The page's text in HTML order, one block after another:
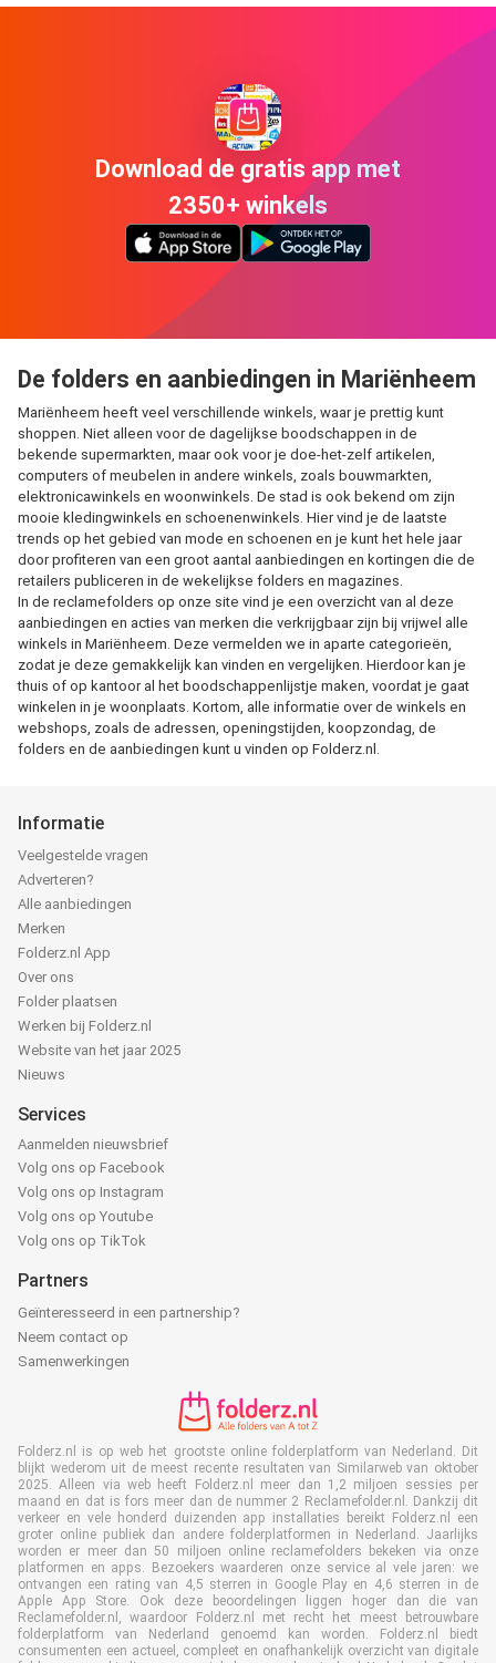
Download de gratis app met
2350+ winkels
De folders en aanbiedingen in Mariënheem
Mariënheem heeft veel verschillende winkels, waar je prettig kunt
shoppen. Niet alleen voor de dagelijkse boodschappen in de
bekende supermarkten, maar ook voor je doe-het-zelf artikelen,
computers of meubelen in andere winkels, zoals bouwmarkten,
elektronicawinkels en woonwinkels. De stad is ook bekend om zijn
mooie kledingwinkels en schoenenwinkels. Hier vind je de laatste
trends op het gebied van mode en schoenen en je kunt het hele jaar
door profiteren van een groot aantal aanbiedingen en kortingen die de
retailers publiceren in de wekelijkse folders en magazines.
In de reclamefolders op onze site vind je een overzicht van al deze
aanbiedingen en acties van merken die verkrijgbaar zijn bij vrijwel alle
winkels in Mariënheem. Deze vermelden we in aparte categorieën,
zodat je deze gemakkelijk kan vinden en vergelijken. Hierdoor kan je
thuis of op kantoor al het boodschappenlijstje maken, voordat je gaat
winkelen in je woonplaats. Kortom, alle informatie over de winkels en
webshops, zoals de adressen, openingstijden, koopzondag, de
folders en de aanbiedingen kunt u vinden op Folderz.nl.
Informatie
Veelgestelde vragen
Adverteren?
Alle aanbiedingen
Merken
Folderz.nl App
Over ons
Folder plaatsen
Werken bij Folderz.nl
Website van het jaar 2025
Nieuws
Services
Aanmelden nieuwsbrief
Volg ons op Facebook
Volg ons op Instagram
Volg ons op Youtube
Volg ons op TikTok
Partners
Geïnteresseerd in een partnership?
Neem contact op
Samenwerkingen
Folderz.nl is op web het grootste online folderplatform van Nederland. Dit
blijkt wederom uit de meest recente resultaten van Similarweb van oktober
2025. Alleen via web heeft Folderz.nl meer dan 1,2 miljoen sessies per
maand en dat is fors meer dan de nummer 2 Reclamefolder.nl. Dankzij dit
verkeer en vele honderd duizenden app installaties bereikt Folderz.nl een
groter online publiek dan andere folderplatformen in Nederland. Jaarlijks
worden er meer dan 50 miljoen online reclamefolders bekeken via onze
platformen en apps. Bezoekers waarderen onze service al vele jaren: we
ontvangen een rating van 4,5 sterren in Google Play en 4,6 sterren in de
Apple App Store. Ook deze beoordelingen liggen hoger dan die van
Reclamefolder.nl, waardoor Folderz.nl met recht het meest betrouwbare
folderplatform van Nederland genoemd kan worden. Folderz.nl biedt
consumenten een actueel, compleet en onafhankelijk overzicht van digitale